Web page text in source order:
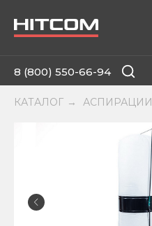
8 (800) 550-66-94
КАТАЛОГ → АСПИРАЦИИ